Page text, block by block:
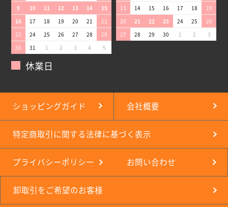
9
10 11 12 13 14
15
16
17 18 19 20 21
22
23
24 25 26 27 28
29
30
31 1 2 3 4 5
13
14 15 16 17 18
19
20
21 22 23 24 25
26
27
28 29 30 1 2 3
休業日
ショッピングガイド 会社概要
特定商取引に関する法律に基づく表示
プライバシーポリシー お問い合わせ
卸取引をご希望のお客様